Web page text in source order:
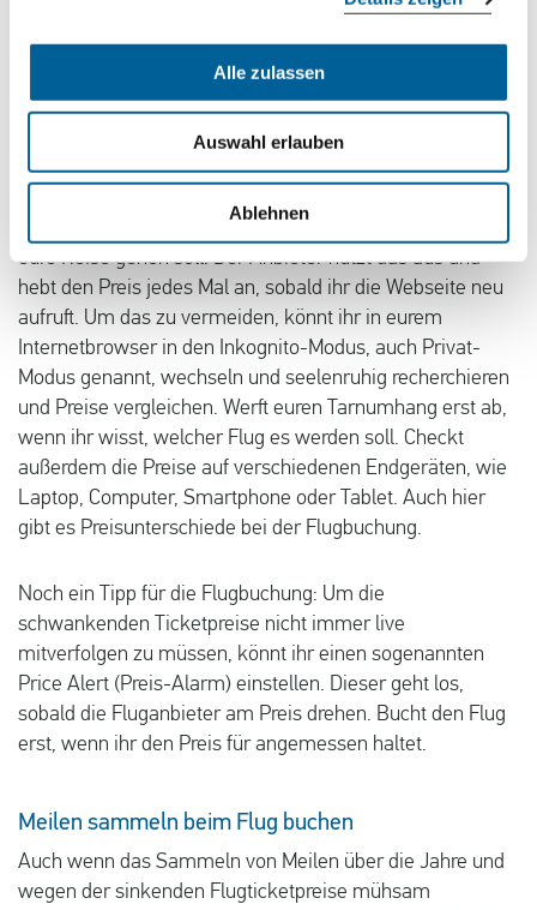
Alle zulassen
Auswahl erlauben
Ablehnen
Inkognito-Modus und Price Alert
Gerade in der Flugbranche werden häufig dynamische,
also flexible Preise eingesetzt. Das heißt, euer Flugpreis
eure Reise gehen soll. Der Anbieter nutzt das aus und
hebt den Preis jedes Mal an, sobald ihr die Webseite neu
aufruft. Um das zu vermeiden, könnt ihr in eurem
Internetbrowser in den Inkognito-Modus, auch Privat-
Modus genannt, wechseln und seelenruhig recherchieren
und Preise vergleichen. Werft euren Tarnumhang erst ab,
wenn ihr wisst, welcher Flug es werden soll. Checkt
außerdem die Preise auf verschiedenen Endgeräten, wie
Laptop, Computer, Smartphone oder Tablet. Auch hier
gibt es Preisunterschiede bei der Flugbuchung.
Noch ein Tipp für die Flugbuchung: Um die
schwankenden Ticketpreise nicht immer live
mitverfolgen zu müssen, könnt ihr einen sogenannten
Price Alert (Preis-Alarm) einstellen. Dieser geht los,
sobald die Fluganbieter am Preis drehen. Bucht den Flug
erst, wenn ihr den Preis für angemessen haltet.
Meilen sammeln beim Flug buchen
Auch wenn das Sammeln von Meilen über die Jahre und
wegen der sinkenden Flugticketpreise mühsam